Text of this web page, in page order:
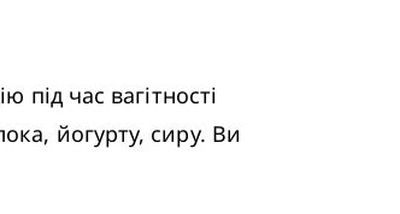
під час вагітності
йогурту, сиру. Ви